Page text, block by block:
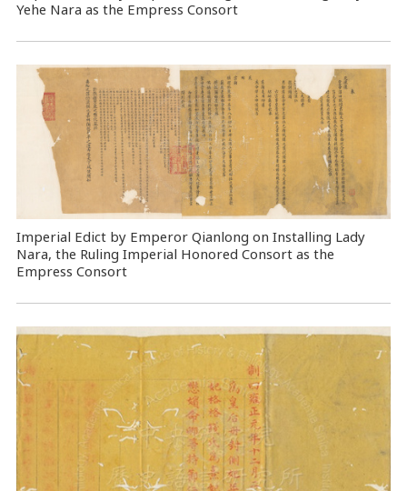
Yehe Nara as the Empress Consort
Imperial Edict by Emperor Qianlong on Installing Lady
Nara, the Ruling Imperial Honored Consort as the
Empress Consort